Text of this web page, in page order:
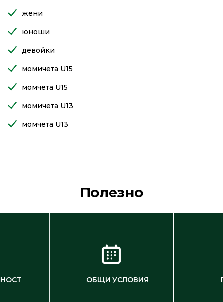
жени
юноши
девойки
момичета U15
момчета U15
момичета U13
момчета U13
Полезно
ОБЩИ УСЛОВИЯ